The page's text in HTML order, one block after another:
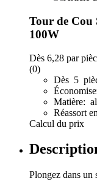
Tour de Cou
100W
Dès 6,28 par
(0)
Dès 5
Matière:
Réassort
Calcul du prix
Plongez dans un